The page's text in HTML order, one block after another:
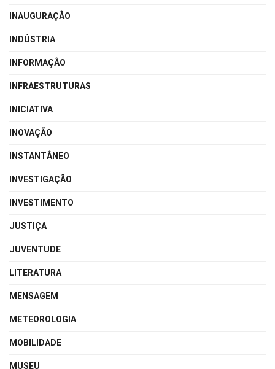
INAUGURAÇÃO
INDÚSTRIA
INFORMAÇÃO
INFRAESTRUTURAS
INICIATIVA
INOVAÇÃO
INSTANTÂNEO
INVESTIGAÇÃO
INVESTIMENTO
JUSTIÇA
JUVENTUDE
LITERATURA
MENSAGEM
METEOROLOGIA
MOBILIDADE
MUSEU